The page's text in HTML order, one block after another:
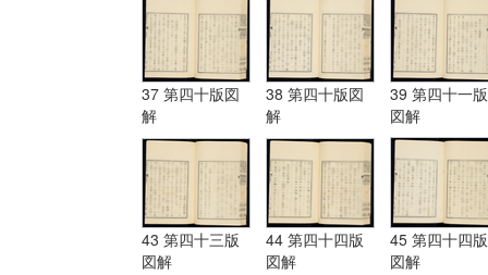
37 第四十版図
解
38 第四十版図
解
39 第四十一版
図解
43 第四十三版
図解
44 第四十四版
図解
45 第四十四版
図解